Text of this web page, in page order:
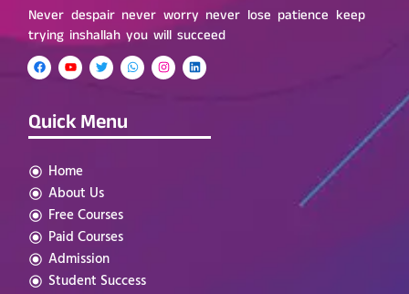
Never despair never worry never lose patience keep
trying inshallah you will succeed
Quick Menu
Home
About Us
Free Courses
Paid Courses
Admission
Student Success